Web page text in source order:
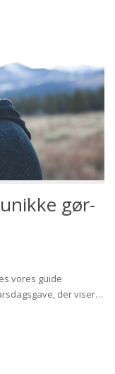
gør-
vores guide
der viser…